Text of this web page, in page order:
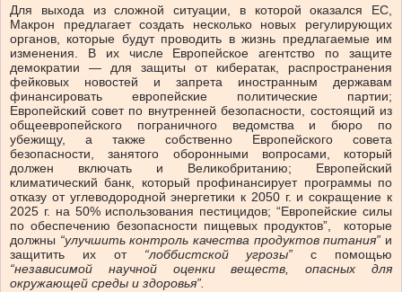
Для выхода из сложной ситуации, в которой оказался ЕС,
Maкрон предлагает создать несколько новых регулирующих
органов, которые будут проводить в жизнь предлагаемые им
изменения. В их числе Европейское агентство по защите
демократии — для защиты от кибератак, распространения
фейковых новостей и запрета иностранным державам
финансировать европейские политические партии;
Европейский совет по внутренней безопасности, состоящий из
общеевропейского пограничного ведомства и бюро по
убежищу, а также собственно Европейского совета
безопасности, занятого оборонными вопросами, который
должен включать и Великобританию; Европейский
климатический банк, который профинансирует программы по
отказу от углеводородной энергетики к 2050 г. и сокращение к
2025 г. на 50% использования пестицидов; “Европейские силы
по обеспечению безопасности пищевых продуктов”, которые
должны “улучшить контроль качества продуктов питания” и
защитить их от “лоббистской угрозы” с помощью
“независимой научной оценки веществ, опасных для
окружающей среды и здоровья”.